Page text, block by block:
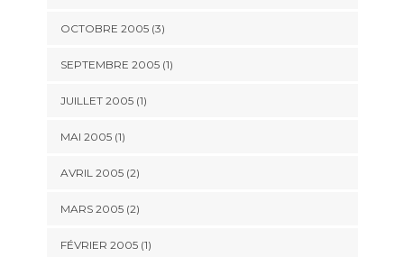
OCTOBRE 2005 (3)
SEPTEMBRE 2005 (1)
JUILLET 2005 (1)
MAI 2005 (1)
AVRIL 2005 (2)
MARS 2005 (2)
FÉVRIER 2005 (1)